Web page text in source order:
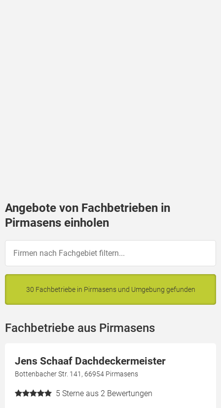
Angebote von Fachbetrieben in
Pirmasens einholen
30 Fachbetriebe in Pirmasens und Umgebung gefunden
Fachbetriebe aus Pirmasens
Jens Schaaf Dachdeckermeister
Bottenbacher Str. 141, 66954 Pirmasens
5 Sterne aus 2 Bewertungen